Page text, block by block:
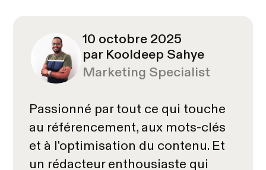
10 octobre 2025
par Kooldeep Sahye
Marketing Specialist
Passionné par tout ce qui touche
au référencement, aux mots-clés
et à l'optimisation du contenu. Et
un rédacteur enthousiaste qui